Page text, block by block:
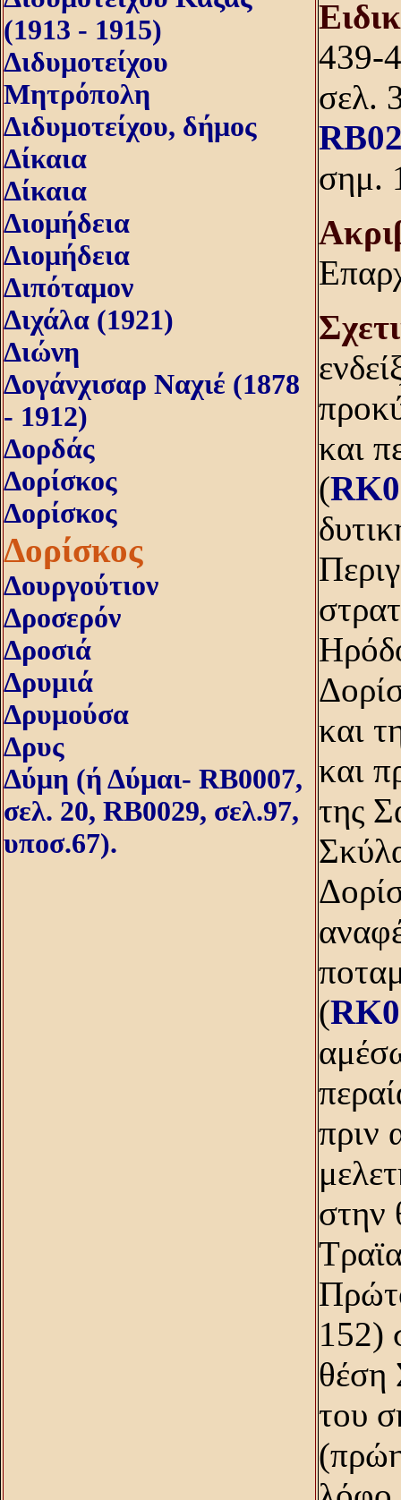
(1913 - 1915)
Διδυμοτείχου
Μητρόπολη
Διδυμοτείχου, δήμος
Δίκαια
Δίκαια
Διομήδεια
Διομήδεια
Διπόταμον
Διχάλα (1921)
Διώνη
Δογάνχισαρ Ναχιέ (1878
- 1912)
Δορδάς
Δορίσκος
Δορίσκος
Δορίσκος
Δουργούτιον
Δροσερόν
Δροσιά
Δρυμιά
Δρυμούσα
Δρυς
Δύμη (ή Δύμαι- RB0007,
σελ. 20, RB0029, σελ.97,
υποσ.67).
439-
σελ.
σημ.
και
(
και
και
της
(
πριν
στην
152)
θέση
του